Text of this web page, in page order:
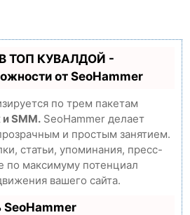
ТОП КУВАЛДОЙ -
от SeoHammer
по трем пакетам
и SMM. SeoHammer делает
и простым занятием.
статьи, упоминания, пресс-
по максимуму потенциал
вашего сайта.
SeoHammer